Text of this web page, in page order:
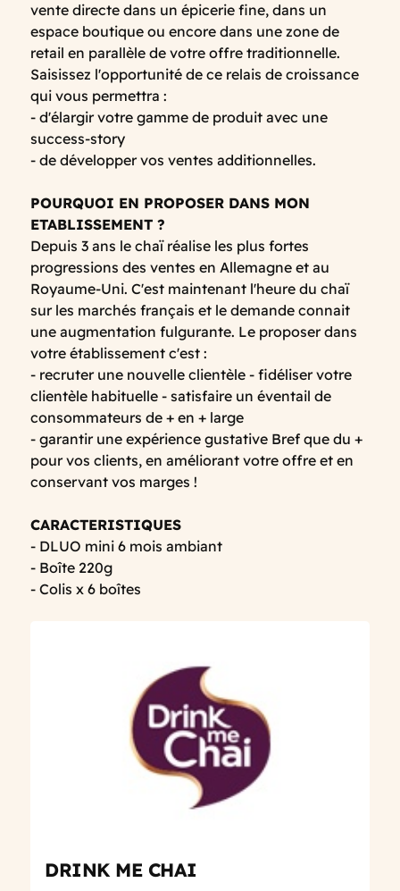
vente directe dans un épicerie fine, dans un
espace boutique ou encore dans une zone de
retail en parallèle de votre offre traditionnelle.
Saisissez l'opportunité de ce relais de croissance
qui vous permettra :
- d'élargir votre gamme de produit avec une
success-story
- de développer vos ventes additionnelles.
POURQUOI EN PROPOSER DANS MON
ETABLISSEMENT ?
Depuis 3 ans le chaï réalise les plus fortes
progressions des ventes en Allemagne et au
Royaume-Uni. C'est maintenant l'heure du chaï
sur les marchés français et le demande connait
une augmentation fulgurante. Le proposer dans
votre établissement c'est :
- recruter une nouvelle clientèle - fidéliser votre
clientèle habituelle - satisfaire un éventail de
consommateurs de + en + large
- garantir une expérience gustative Bref que du +
pour vos clients, en améliorant votre offre et en
conservant vos marges !
CARACTERISTIQUES
- DLUO mini 6 mois ambiant
- Boîte 220g
- Colis x 6 boîtes
DRINK ME CHAI